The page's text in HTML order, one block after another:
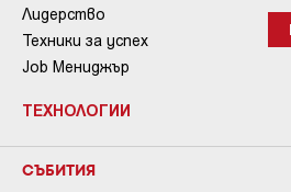
Лидерство
Техники за успех
Job Мениджър
ТЕХНОЛОГИИ
СЪБИТИЯ